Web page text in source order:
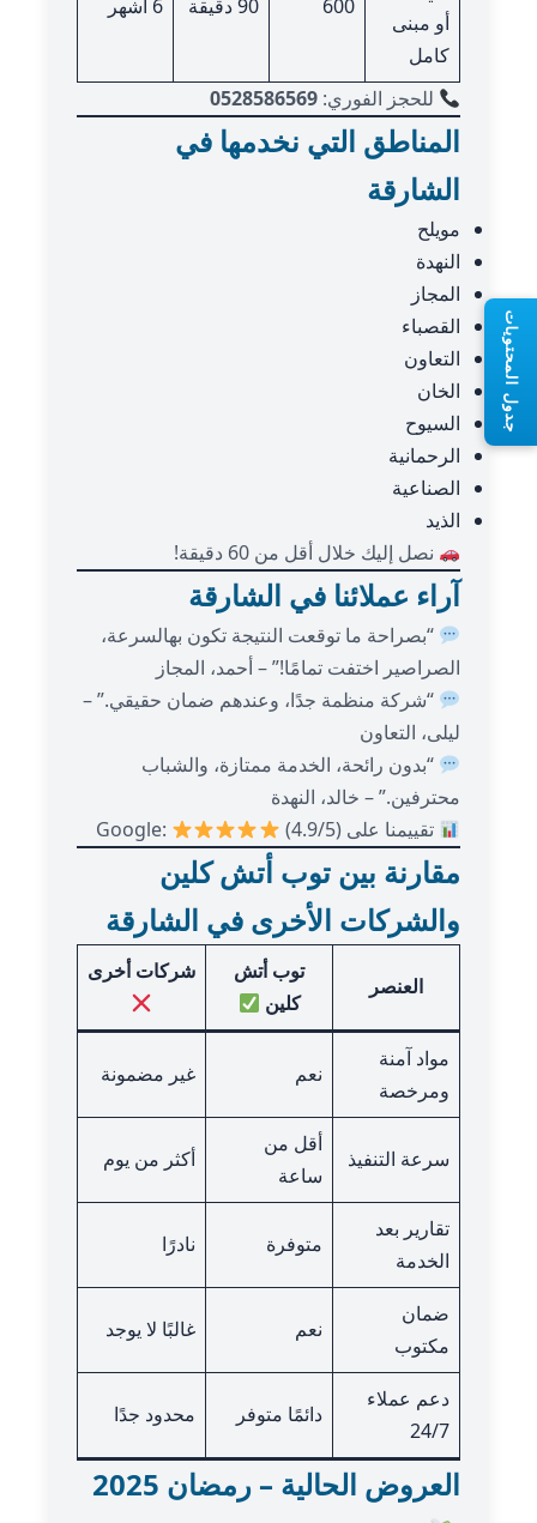
أو مبنى
كامل
600 90 دقيقة 6 أشهر
للحجز الفوري:0528586569
المناطق التي نخدمها في
الشارقة
مويلح
النهدة
المجاز
القصباء
التعاون
الخان
السيوح
الرحمانية
الصناعية
الذيد
نصل إليك خلال أقل من 60 دقيقة!
آراء عملائنا في الشارقة
“بصراحة ما توقعت النتيجة تكون بهالسرعة،
الصراصير اختفت تمامًا!” – أحمد، المجاز
“شركة منظمة جدًا، وعندهم ضمان حقيقي.” –
ليلى، التعاون
“بدون رائحة، الخدمة ممتازة، والشباب
محترفين.” – خالد، النهدة
تقييمنا على Google: (4.9/5)
مقارنة بين توب أتش كلين
والشركات الأخرى في الشارقة
العنصر
توب أتش
كلين
شركات أخرى
مواد آمنة
ومرخصة
نعم غير مضمونة
سرعة التنفيذ
أقل من
ساعة
أكثر من يوم
تقارير بعد
الخدمة
متوفرة نادرًا
ضمان
مكتوب
نعم غالبًا لا يوجد
دعم عملاء
24/7
دائمًا متوفر محدود جدًا
العروض الحالية – رمضان 2025
جدول المحتويات